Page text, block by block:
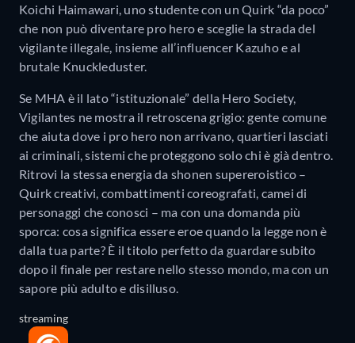
Koichi Haimawari, uno studente con un Quirk “da poco”
che non può diventare pro hero e sceglie la strada del
vigilante illegale, insieme all’influencer Kazuho e al
brutale Knuckleduster.
Se MHA è il lato “istituzionale” della Hero Society,
Vigilantes ne mostra il retroscena grigio: gente comune
che aiuta dove i pro hero non arrivano, quartieri lasciati
ai criminali, sistemi che proteggono solo chi è già dentro.
Ritrovi la stessa energia da shonen supereroistico –
Quirk creativi, combattimenti coreografati, camei di
personaggi che conosci – ma con una domanda più
sporca: cosa significa essere eroe quando la legge non è
dalla tua parte? È il titolo perfetto da guardare subito
dopo il finale per restare nello stesso mondo, ma con un
sapore più adulto e disilluso.
streaming